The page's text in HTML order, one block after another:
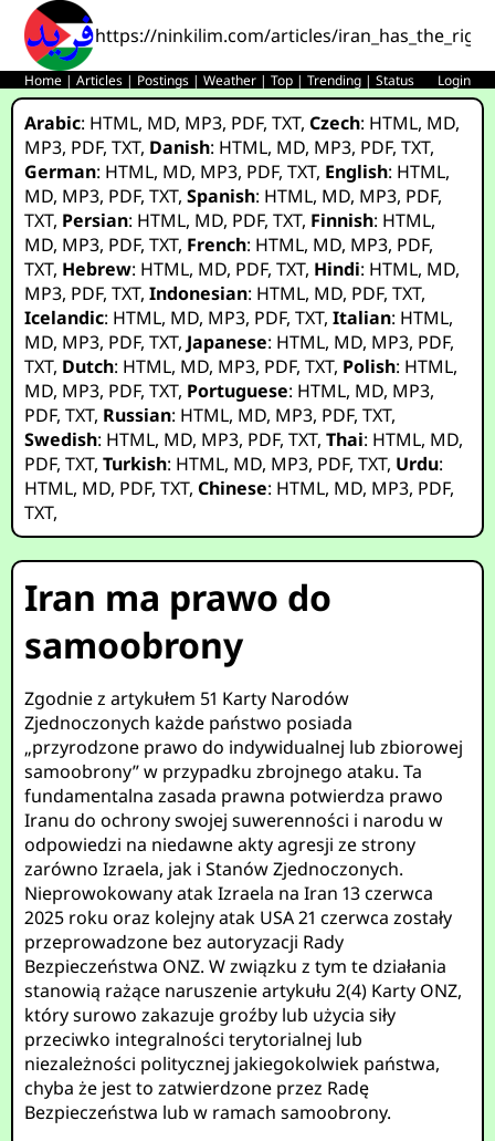
https://ninkilim.com/articles/
Home |Articles | Postings |Weather |Top |Trending |Status Login
Arabic: HTML, MD, MP3, PDF,TXT,Czech: HTML, MD,
MP3, PDF,TXT, Danish: HTML, MD, MP3, PDF,TXT,
German: HTML, MD, MP3, PDF,TXT, English: HTML,
MD, MP3, PDF,TXT,Spanish: HTML, MD, MP3, PDF,
TXT, Persian: HTML, MD, PDF,TXT, Finnish: HTML,
MD, MP3, PDF,TXT, French: HTML, MD, MP3, PDF,
TXT, Hebrew: HTML, MD, PDF,TXT, Hindi: HTML, MD,
MP3, PDF,TXT,Indonesian: HTML, MD, PDF,TXT,
Icelandic: HTML, MD, MP3, PDF,TXT,Italian: HTML,
MD, MP3, PDF,TXT, Japanese: HTML, MD, MP3, PDF,
TXT, Dutch: HTML, MD, MP3, PDF,TXT, Polish: HTML,
MD, MP3, PDF,TXT, Portuguese: HTML, MD, MP3,
PDF,TXT, Russian: HTML, MD, MP3, PDF,TXT,
Swedish: HTML, MD, MP3, PDF,TXT,Thai: HTML, MD,
PDF,TXT,Turkish: HTML, MD, MP3, PDF,TXT, Urdu:
HTML, MD, PDF,TXT,Chinese: HTML, MD, MP3, PDF,
TXT,
Iran ma prawo do
samoobrony
Zgodnie z artykułem 51 Karty Narodów
Zjednoczonych każde państwo posiada
„przyrodzone prawo do indywidualnej lub zbiorowej
samoobrony” w przypadku zbrojnego ataku. Ta
fundamentalna zasada prawna potwierdza prawo
Iranu do ochrony swojej suwerenności i narodu w
odpowiedzi na niedawne akty agresji ze strony
zarówno Izraela, jak i Stanów Zjednoczonych.
Nieprowokowany atak Izraela na Iran 13 czerwca
2025 roku oraz kolejny atak USA 21 czerwca zostały
przeprowadzone bez autoryzacji Rady
Bezpieczeństwa ONZ. W związku z tym te działania
stanowią rażące naruszenie artykułu 2(4) Karty ONZ,
który surowo zakazuje groźby lub użycia siły
przeciwko integralności terytorialnej lub
niezależności politycznej jakiegokolwiek państwa,
chyba że jest to zatwierdzone przez Radę
Bezpieczeństwa lub w ramach samoobrony.